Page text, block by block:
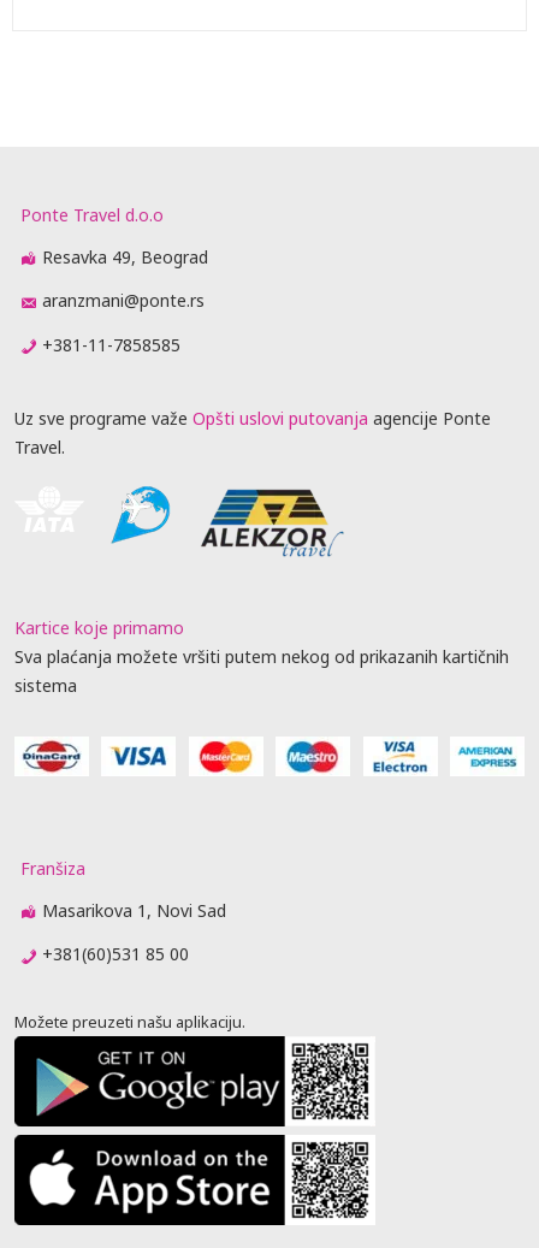
Ponte Travel d.o.o
Resavka 49, Beograd
aranzmani@ponte.rs
+381-11-7858585
Uz sve programe važe Opšti uslovi putovanja agencije Ponte
Travel.
Kartice koje primamo
Sva plaćanja možete vršiti putem nekog od prikazanih kartičnih
sistema
Franšiza
Masarikova 1, Novi Sad
+381(60)531 85 00
Možete preuzeti našu aplikaciju.